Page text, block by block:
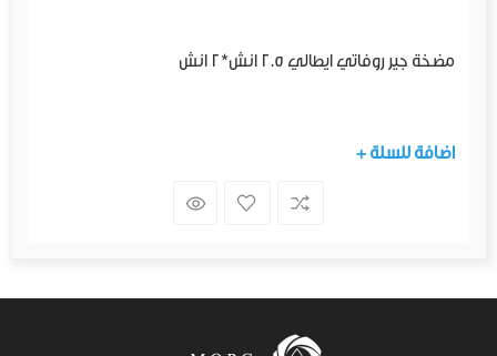
مضخة جير روفاتي ايطالي 2.5 انش*2 انش
+ اضافة للسلة